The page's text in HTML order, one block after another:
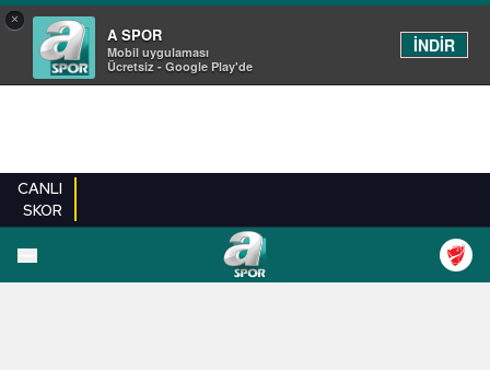
×
A SPOR
Mobil uygulaması
Ücretsiz - Google Play'de
İNDİR
CANLI
SKOR